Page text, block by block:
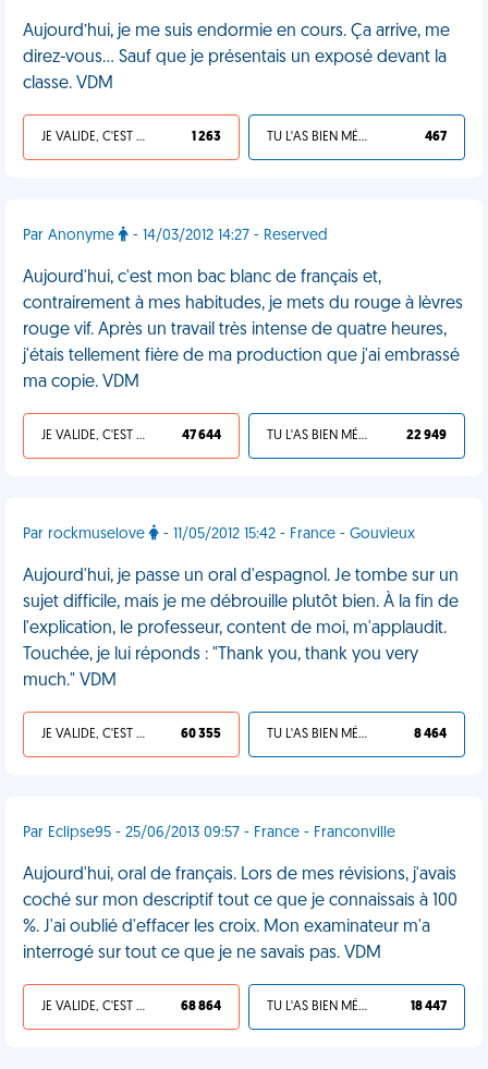
Aujourd’hui, je me suis endormie en cours. Ça arrive, me
direz-vous… Sauf que je présentais un exposé devant la
classe. VDM
JE VALIDE, C'EST UNE VDM 1 263 TU L'AS BIEN MÉRITÉ 467
Par Anonyme - 14/03/2012 14:27 - Reserved
Aujourd'hui, c'est mon bac blanc de français et,
contrairement à mes habitudes, je mets du rouge à lèvres
rouge vif. Après un travail très intense de quatre heures,
j'étais tellement fière de ma production que j'ai embrassé
ma copie. VDM
JE VALIDE, C'EST UNE VDM 47 644 TU L'AS BIEN MÉRITÉ 22 949
Par rockmuselove - 11/05/2012 15:42 - France - Gouvieux
Aujourd'hui, je passe un oral d'espagnol. Je tombe sur un
sujet difficile, mais je me débrouille plutôt bien. À la fin de
l'explication, le professeur, content de moi, m'applaudit.
Touchée, je lui réponds : "Thank you, thank you very
much." VDM
JE VALIDE, C'EST UNE VDM 60 355 TU L'AS BIEN MÉRITÉ 8 464
Par Eclipse95 - 25/06/2013 09:57 - France - Franconville
Aujourd'hui, oral de français. Lors de mes révisions, j'avais
coché sur mon descriptif tout ce que je connaissais à 100
%. J'ai oublié d'effacer les croix. Mon examinateur m'a
interrogé sur tout ce que je ne savais pas. VDM
JE VALIDE, C'EST UNE VDM 68 864 TU L'AS BIEN MÉRITÉ 18 447